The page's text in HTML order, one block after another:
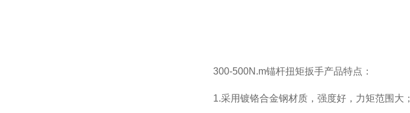
300-500N.m锚杆扭矩扳手产品特点：
1.采用镀铬合金钢材质，强度好，力矩范围大；